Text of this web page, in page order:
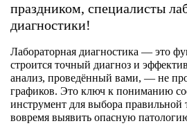
праздником, специалисты
диагностики!
Лабораторная диагностика — это
строится точный диагноз и
анализ, проведённый вами, — не
графиков. Это ключ к пониманию
инструмент для выбора правильной
вовремя выявить опасную